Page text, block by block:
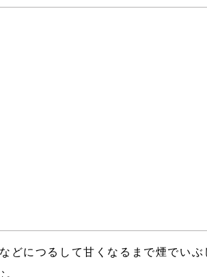
どにつるして甘くなるまで煙でいぶ